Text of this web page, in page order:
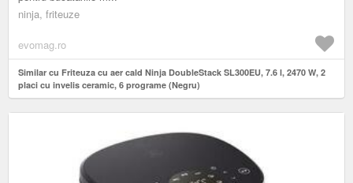
ninja, friteuze
evomag.ro
Similar cu Friteuza cu aer cald Ninja DoubleStack SL300EU, 7.6 l, 2470 W, 2
placi cu invelis ceramic, 6 programe (Negru)